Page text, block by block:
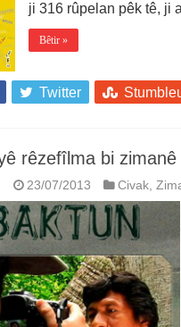
ji 316 rûpelan pêk tê, ji
Bêtir »
Twitter
rêzefîlma bi zimanê
23/07/2013 Civak,